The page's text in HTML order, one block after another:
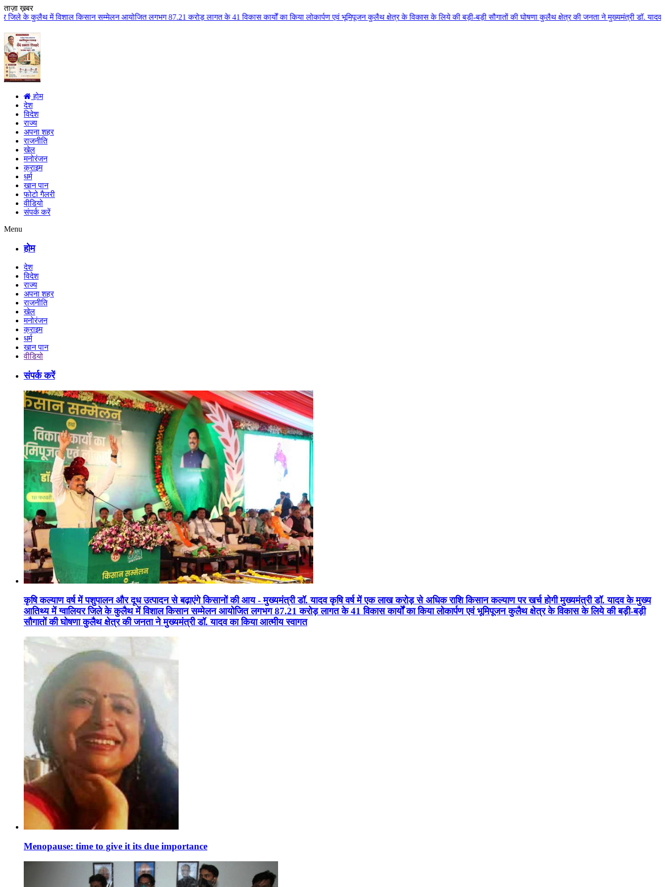
ताज़ा ख़बर
किसान सम्मेलन आयोजित लगभग 87.21 करोड़ लागत के 41 विकास कार्यों का किया लोकार्पण एवं भूमिपूजन कुलैथ क्षेत्र के विकास के लिये की बड़ी-बड़ी सौगातों की घोषणा कुलैथ क्षेत्र की जनता ने मुख्यमंत्री डॉ. यादव का किया आत्मीय
होम
देश
विदेश
राज्य
अपना शहर
राजनीति
खेल
मनोरंजन
क्राइम
धर्म
खान पान
फोटो गैलरी
वीडियो
संपर्क करें
Menu
होम
देश
विदेश
राज्य
अपना शहर
राजनीति
खेल
मनोरंजन
क्राइम
धर्म
खान पान
वीडियो
संपर्क करें
कृषि कल्याण वर्ष में पशुपालन और दूध उत्पादन से बढ़ाएंगे किसानों की आय - मुख्यमंत्री डॉ. यादव कृषि वर्ष में एक लाख करोड़ से अधिक राशि किसान कल्याण पर खर्च होगी मुख्यमंत्री डॉ. यादव के मुख्य
आतिथ्य में ग्वालियर जिले के कुलैथ में विशाल किसान सम्मेलन आयोजित लगभग 87.21 करोड़ लागत के 41 विकास कार्यों का किया लोकार्पण एवं भूमिपूजन कुलैथ क्षेत्र के विकास के लिये की बड़ी-बड़ी
सौगातों की घोषणा कुलैथ क्षेत्र की जनता ने मुख्यमंत्री डॉ. यादव का किया आत्मीय स्वागत
Menopause: time to give it its due importance